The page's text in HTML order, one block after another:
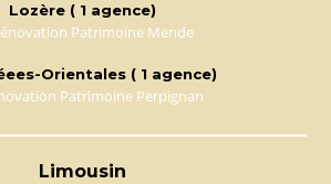
Lozère ( 1 agence)
Patrimoine Mende
Orientales ( 1 agence)
Patrimoine Perpignan
Limousin